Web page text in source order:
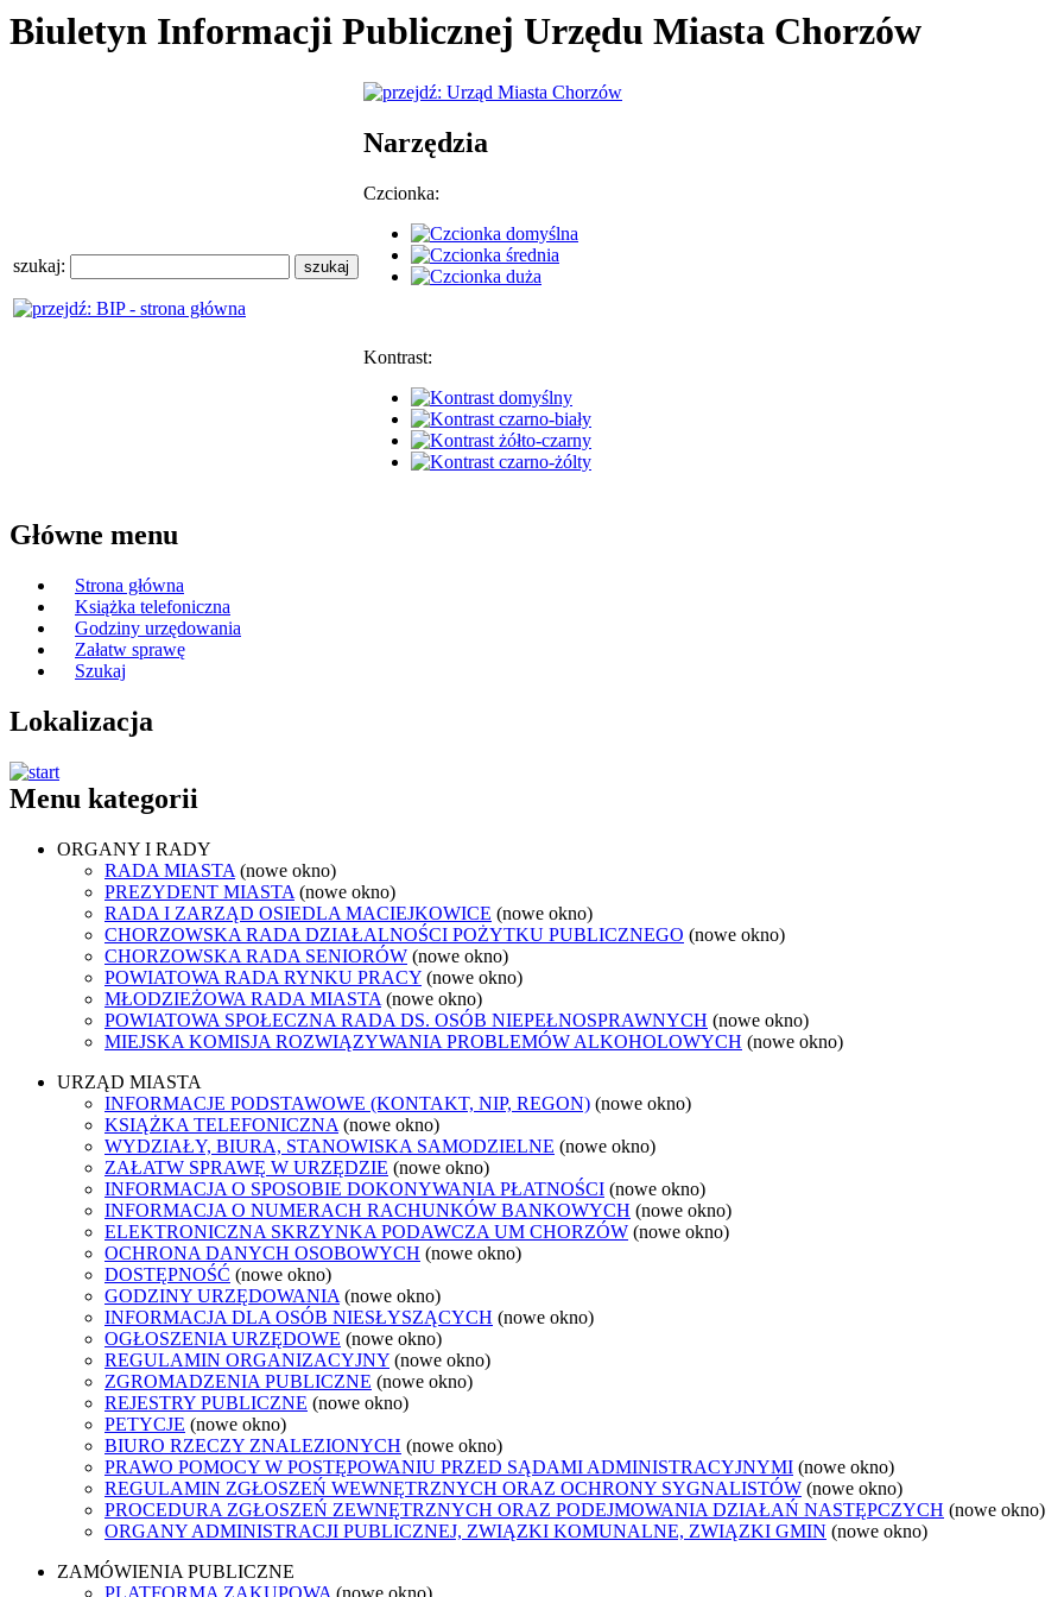
Biuletyn Informacji Publicznej Urzędu Miasta Chorzów
szukaj:
Narzędzia
Czcionka:
Kontrast:
Główne menu
Strona główna
Książka telefoniczna
Godziny urzędowania
Załatw sprawę
Szukaj
Lokalizacja
Menu kategorii
ORGANY I RADY
RADA MIASTA (nowe okno)
PREZYDENT MIASTA (nowe okno)
RADA I ZARZĄD OSIEDLA MACIEJKOWICE (nowe okno)
CHORZOWSKA RADA DZIAŁALNOŚCI POŻYTKU PUBLICZNEGO (nowe okno)
CHORZOWSKA RADA SENIORÓW (nowe okno)
POWIATOWA RADA RYNKU PRACY (nowe okno)
MŁODZIEŻOWA RADA MIASTA (nowe okno)
POWIATOWA SPOŁECZNA RADA DS. OSÓB NIEPEŁNOSPRAWNYCH (nowe okno)
MIEJSKA KOMISJA ROZWIĄZYWANIA PROBLEMÓW ALKOHOLOWYCH (nowe okno)
URZĄD MIASTA
INFORMACJE PODSTAWOWE (KONTAKT, NIP, REGON) (nowe okno)
KSIĄŻKA TELEFONICZNA (nowe okno)
WYDZIAŁY, BIURA, STANOWISKA SAMODZIELNE (nowe okno)
ZAŁATW SPRAWĘ W URZĘDZIE (nowe okno)
INFORMACJA O SPOSOBIE DOKONYWANIA PŁATNOŚCI (nowe okno)
INFORMACJA O NUMERACH RACHUNKÓW BANKOWYCH (nowe okno)
ELEKTRONICZNA SKRZYNKA PODAWCZA UM CHORZÓW (nowe okno)
OCHRONA DANYCH OSOBOWYCH (nowe okno)
DOSTĘPNOŚĆ (nowe okno)
GODZINY URZĘDOWANIA (nowe okno)
INFORMACJA DLA OSÓB NIESŁYSZĄCYCH (nowe okno)
OGŁOSZENIA URZĘDOWE (nowe okno)
REGULAMIN ORGANIZACYJNY (nowe okno)
ZGROMADZENIA PUBLICZNE (nowe okno)
REJESTRY PUBLICZNE (nowe okno)
PETYCJE (nowe okno)
BIURO RZECZY ZNALEZIONYCH (nowe okno)
PRAWO POMOCY W POSTĘPOWANIU PRZED SĄDAMI ADMINISTRACYJNYMI (nowe okno)
REGULAMIN ZGŁOSZEŃ WEWNĘTRZNYCH ORAZ OCHRONY SYGNALISTÓW (nowe okno)
PROCEDURA ZGŁOSZEŃ ZEWNĘTRZNYCH ORAZ PODEJMOWANIA DZIAŁAŃ NASTĘPCZYCH (nowe okno)
ORGANY ADMINISTRACJI PUBLICZNEJ, ZWIĄZKI KOMUNALNE, ZWIĄZKI GMIN (nowe okno)
ZAMÓWIENIA PUBLICZNE
PLATFORMA ZAKUPOWA (nowe okno)